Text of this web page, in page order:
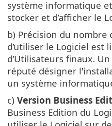
système informatique et
stocker et d’afficher le
b) Précision du nombre
d’utiliser le Logiciel est
d’Utilisateurs finaux.
réputé désigner
un système
c) Version Business
Business Edition du